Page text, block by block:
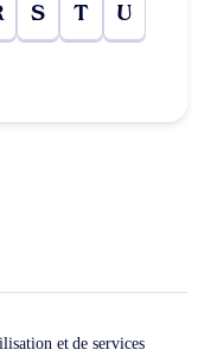
S T U
et de services